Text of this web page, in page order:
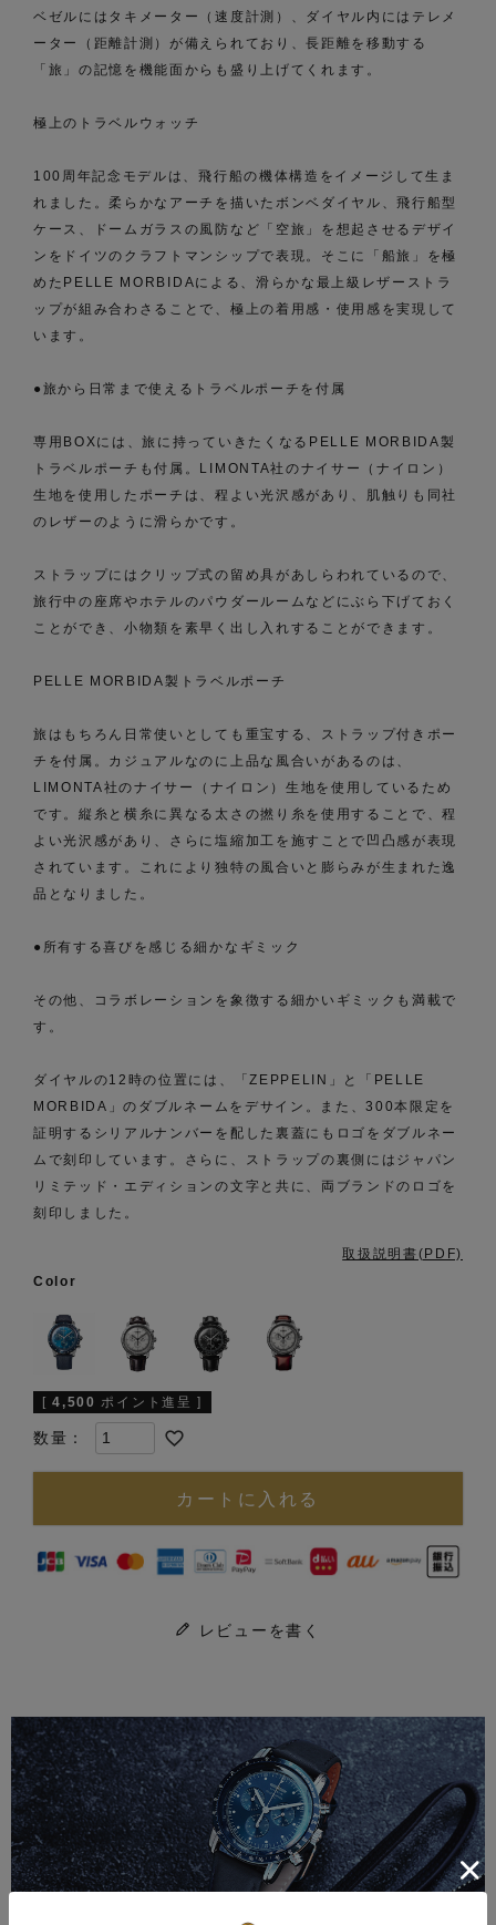
ベゼルにはタキメーター（速度計測）、ダイヤル内にはテレメ
ーター（距離計測）が備えられており、長距離を移動する
「旅」の記憶を機能面からも盛り上げてくれます。
極上のトラベルウォッチ
100周年記念モデルは、飛行船の機体構造をイメージして生ま
れました。柔らかなアーチを描いたボンベダイヤル、飛行船型
ケース、ドームガラスの風防など「空旅」を想起させるデザイ
ンをドイツのクラフトマンシップで表現。そこに「船旅」を極
めたPELLE MORBIDAによる、滑らかな最上級レザーストラ
ップが組み合わさることで、極上の着用感・使用感を実現して
います。
●旅から日常まで使えるトラベルポーチを付属
専用BOXには、旅に持っていきたくなるPELLE MORBIDA製
トラベルポーチも付属。LIMONTA社のナイサー（ナイロン）
生地を使用したポーチは、程よい光沢感があり、肌触りも同社
のレザーのように滑らかです。
ストラップにはクリップ式の留め具があしらわれているので、
旅行中の座席やホテルのパウダールームなどにぶら下げておく
ことができ、小物類を素早く出し入れすることができます。
PELLE MORBIDA製トラベルポーチ
旅はもちろん日常使いとしても重宝する、ストラップ付きポー
チを付属。カジュアルなのに上品な風合いがあるのは、
LIMONTA社のナイサー（ナイロン）生地を使用しているため
です。縦糸と横糸に異なる太さの撚り糸を使用することで、程
よい光沢感があり、さらに塩縮加工を施すことで凹凸感が表現
されています。これにより独特の風合いと膨らみが生まれた逸
品となりました。
●所有する喜びを感じる細かなギミック
その他、コラボレーションを象徴する細かいギミックも満載で
す。
ダイヤルの12時の位置には、「ZEPPELIN」と「PELLE
MORBIDA」のダブルネームをデサイン。また、300本限定を
証明するシリアルナンバーを配した裏蓋にもロゴをダブルネー
ムで刻印しています。さらに、ストラップの裏側にはジャパン
リミテッド・エディションの文字と共に、両ブランドのロゴを
刻印しました。
取扱説明書(PDF)
Color
[ 4,500 ポイント進呈 ]
カートに入れる
レビューを書く